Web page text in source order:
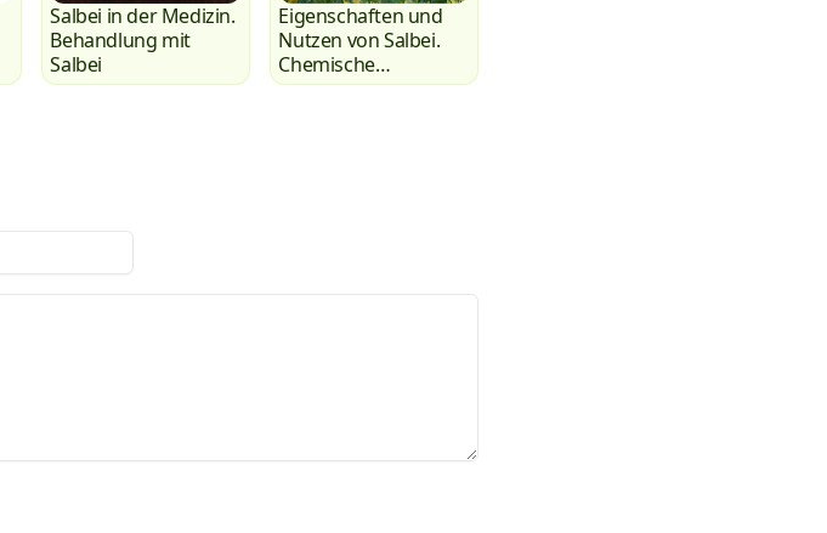
Salbei in der Medizin.
Behandlung mit
Salbei
Eigenschaften und
Nutzen von Salbei.
Chemische
Zusammensetzung